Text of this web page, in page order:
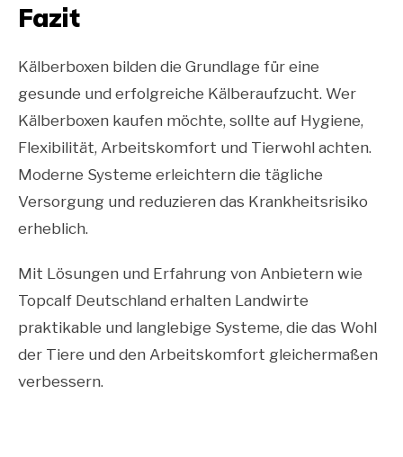
Fazit
Kälberboxen bilden die Grundlage für eine
gesunde und erfolgreiche Kälberaufzucht. Wer
Kälberboxen kaufen möchte, sollte auf Hygiene,
Flexibilität, Arbeitskomfort und Tierwohl achten.
Moderne Systeme erleichtern die tägliche
Versorgung und reduzieren das Krankheitsrisiko
erheblich.
Mit Lösungen und Erfahrung von Anbietern wie
Topcalf Deutschland erhalten Landwirte
praktikable und langlebige Systeme, die das Wohl
der Tiere und den Arbeitskomfort gleichermaßen
verbessern.